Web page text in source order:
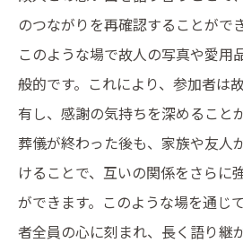
のつながりを再確認することがで
このような場で故人の写真や愛用
般的です。これにより、参加者は
有し、感謝の気持ちを深めること
葬儀が終わった後も、家族や友人
けることで、互いの関係をさらに
ができます。このような場を通じ
者全員の心に刻まれ、長く語り継